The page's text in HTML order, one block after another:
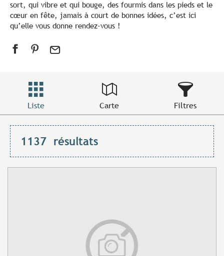
sort, qui vibre et qui bouge, des fourmis dans les pieds et le
cœur en fête, jamais à court de bonnes idées, c’est ici
qu’elle vous donne rendez-vous !
Liste Carte Filtres
1137 résultats